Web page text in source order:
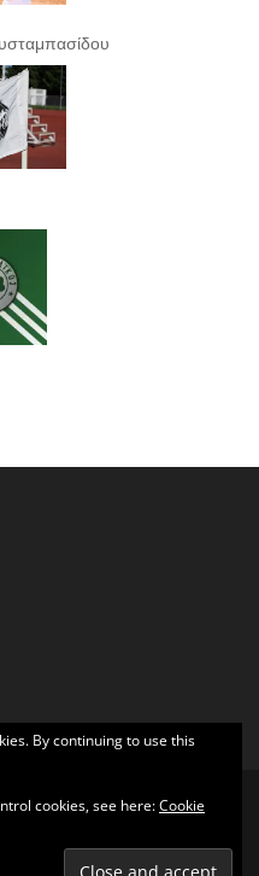
By continuing to use this
cookies, see here:Cookie